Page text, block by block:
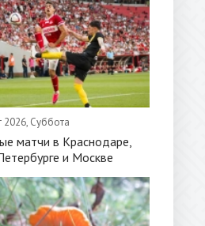
2026, Суббота
матчи в Краснодаре,
и Москве